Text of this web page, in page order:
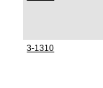
3-1310